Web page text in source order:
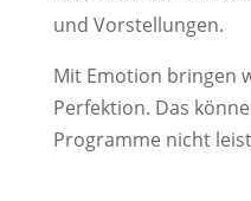
und Vorstellungen.
Mit Emotion bringen
Perfektion. Das
Programme nicht